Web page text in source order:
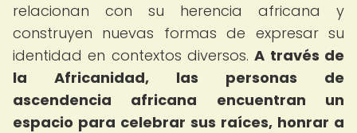
relacionan con su herencia africana y
construyen nuevas formas de expresar su
identidad en contextos diversos.A través de
la Africanidad, las personas de
ascendencia africana encuentran un
espacio para celebrar sus raíces, honrar a